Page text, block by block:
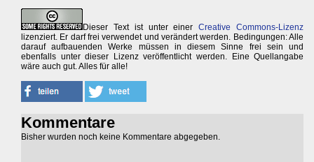
Dieser Text ist unter einerCreative Commons-Lizenz
lizenziert. Er darf frei verwendet und verändert werden. Bedingungen: Alle
darauf aufbauenden Werke müssen in diesem Sinne frei sein und
ebenfalls unter dieser Lizenz veröffentlicht werden. Eine Quellangabe
wäre auch gut. Alles für alle!
Kommentare
Bisher wurden noch keine Kommentare abgegeben.